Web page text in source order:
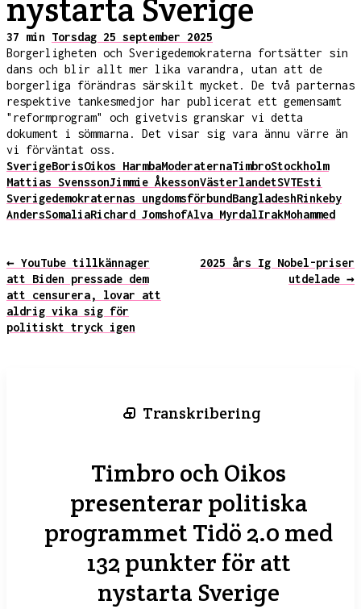
nystarta Sverige
37 min Torsdag 25 september 2025
Borgerligheten och Sverigedemokraterna fortsätter sin
dans och blir allt mer lika varandra, utan att de
borgerliga förändras särskilt mycket. De två parternas
respektive tankesmedjor har publicerat ett gemensamt
"reformprogram" och givetvis granskar vi detta
dokument i sömmarna. Det visar sig vara ännu värre än
vi förväntat oss.
SverigeBorisOikos HarmbaModeraternaTimbroStockholm
Mattias SvenssonJimmie ÅkessonVästerlandetSVTEsti
Sverigedemokraternas ungdomsförbundBangladeshRinkeby
AndersSomaliaRichard JomshofAlva MyrdalIrakMohammed
← YouTube tillkännager
att Biden pressade dem
att censurera, lovar att
aldrig vika sig för
politiskt tryck igen
2025 års Ig Nobel-priser
utdelade →
Transkribering
Timbro och Oikos
presenterar politiska
programmet Tidö 2.0 med
132 punkter för att
nystarta Sverige